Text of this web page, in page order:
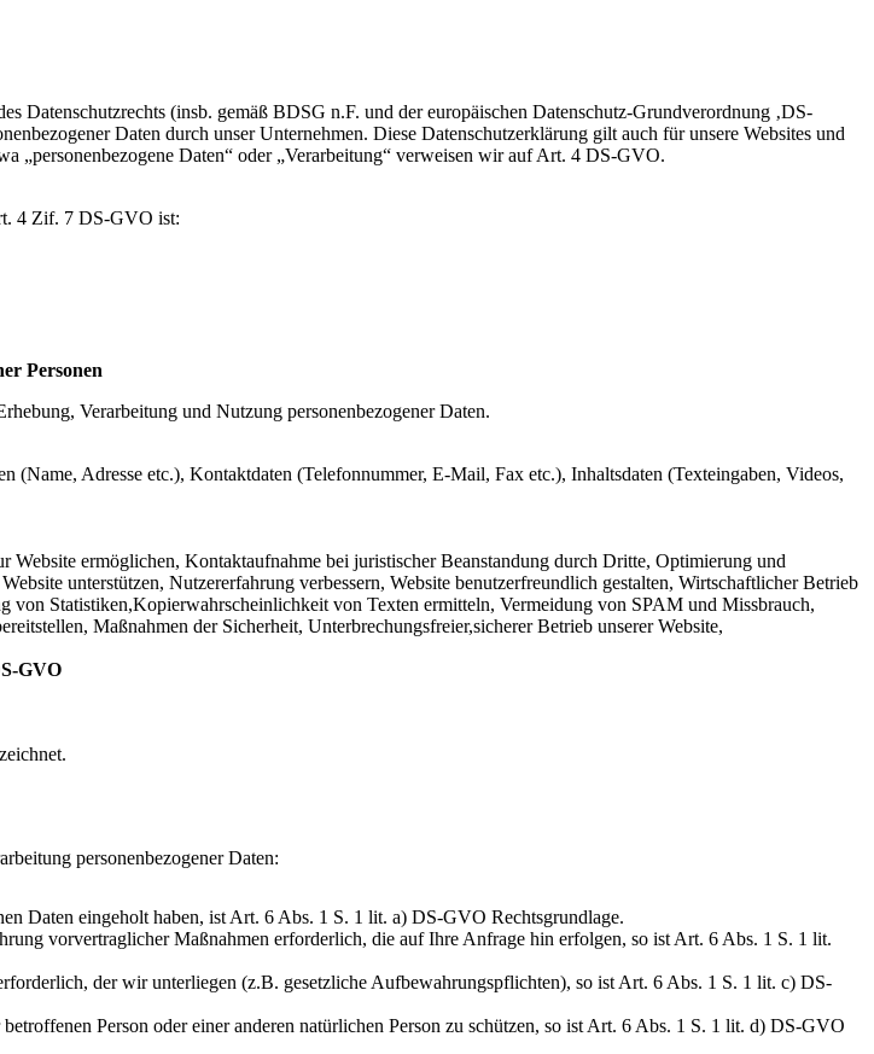
Datenschutzrechts (insb. gemäß BDSG n.F. und der europäischen Datenschutz-Grundverordnung ‚DS-
Daten durch unser Unternehmen. Diese Datenschutzerklärung gilt auch für unsere Websites und
Daten“ oder „Verarbeitung“ verweisen wir auf Art. 4 DS-GVO.
4 Zif. 7 DS-GVO ist:
Personen
Verarbeitung und Nutzung personenbezogener Daten.
(Name, Adresse etc.), Kontaktdaten (Telefonnummer, E-Mail, Fax etc.), Inhaltsdaten (Texteingaben, Videos,
ermöglichen, Kontaktaufnahme bei juristischer Beanstandung durch Dritte, Optimierung und
unterstützen, Nutzererfahrung verbessern, Website benutzerfreundlich gestalten, Wirtschaftlicher Betrieb
von Statistiken,Kopierwahrscheinlichkeit von Texten ermitteln, Vermeidung von SPAM und Missbrauch,
Maßnahmen der Sicherheit, Unterbrechungsfreier,sicherer Betrieb unserer Website,
GVO
personenbezogener Daten:
Daten eingeholt haben, ist Art. 6 Abs. 1 S. 1 lit. a) DS-GVO Rechtsgrundlage.
vorvertraglicher Maßnahmen erforderlich, die auf Ihre Anfrage hin erfolgen, so ist Art. 6 Abs. 1 S. 1 lit.
der wir unterliegen (z.B. gesetzliche Aufbewahrungspflichten), so ist Art. 6 Abs. 1 S. 1 lit. c) DS-
Person oder einer anderen natürlichen Person zu schützen, so ist Art. 6 Abs. 1 S. 1 lit. d) DS-GVO